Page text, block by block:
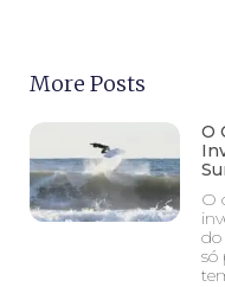
More Posts
O
O
do
só